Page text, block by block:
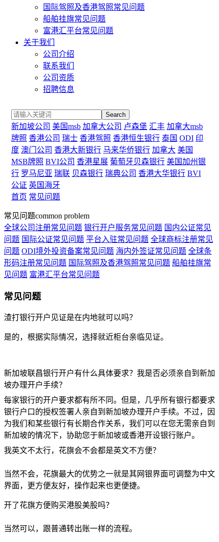
国际驾照及香港驾照常见问题
船舶挂旗常见问题
富港汇平台常见问题
关于我们
公司介绍
联系我们
公司资质
招聘信息
Search
新加坡公司 美国msb 加拿大公司 卢森堡 汇丰 加拿大msb
牌照 香港公司 瑞士 香港驾照 香港恒生银行 泰国 ODI 印
度 澳门公司 香港大新银行 马来华侨银行 加拿大 美国
MSB牌照 BVI公司 香港星展 葡萄牙贝森银行 美国加州银
行 罗马尼亚 瑞联 贝森银行 瑞典公司 香港大华银行 BVI
公证 英国海牙
首页 常见问题
常见问题common problem
全球公司注册常见问题 银行开户服务常见问题 国内公证常见
问题 国际公证常见问题 平台入驻常见问题 全球商标注册常见
问题 ODI境外投资备案常见问题 海内外签证常见问题 全球条
形码注册常见问题 国际驾照及香港驾照常见问题 船舶挂旗常
见问题 富港汇平台常见问题
常见问题
渣打银行开户见证是在内地就可以吗？
是的，根据实际情况，选择就近柜台亲临见证。
新加坡联昌银行开户有什么具体要求？我是否必须亲自到新加
坡办理开户手续？
每家银行的开户要求都有所不同。但是，几乎所有银行都要求
银行户口的授权签署人亲自到新加坡办理开户手续。不过，因
为我们和某些银行有长期合作关系，我们可以在您无需亲自到
新加坡的情况下，协助您于新加坡或香港开设银行账户。
我英文不太行，花旗会不会都是英文不方便？
当然不会，花旗最大的优势之一就是其网银界面可调整为中文
界面，更方便友好，操作起来也更便捷。
开了花旗方便购买港股美股吗？
当然可以，跟普通转出账一样的流程。